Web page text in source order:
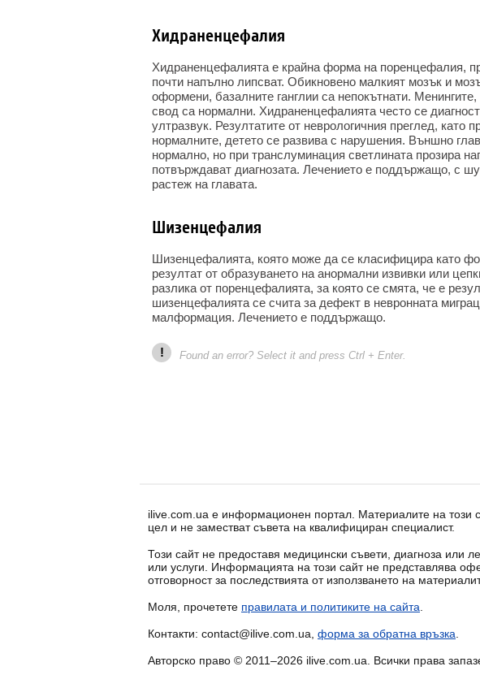
Хидраненцефалия
Хидраненцефалията е крайна форма на поренцефалия,
почти напълно липсват. Обикновено малкият мозък и
оформени, базалните ганглии са непокътнати.
свод са нормални. Хидраненцефалията често се
ултразвук. Резултатите от неврологичния преглед, като
нормалните, детето се развива с нарушения. Външно
нормално, но при транслуминация светлината прозира
потвърждават диагнозата. Лечението е поддържащо, с
растеж на главата.
Шизенцефалия
Шизенцефалията, която може да се класифицира като
резултат от образуването на анормални извивки или
разлика от поренцефалията, за която се смята, че е
шизенцефалията се счита за дефект в невронната
малформация. Лечението е поддържащо.
! Found an error? Select it and press Ctrl + Enter.
ilive.com.ua е информационен портал. Материалите на този
цел и не заместват съвета на квалифициран специалист.
Този сайт не предоставя медицински съвети, диагноза или
или услуги. Информацията на този сайт не представлява
отговорност за последствията от използването на
Моля, прочетете правилата и политиките на сайта
Контакти: contact@ilive.com.ua, форма за обратна връзка
Авторско право © 2011–2026 ilive.com.ua. Всички права